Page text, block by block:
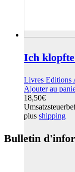
Ich
Livres Editions
Ajouter au
18,50€
plus shipping
Bulletin